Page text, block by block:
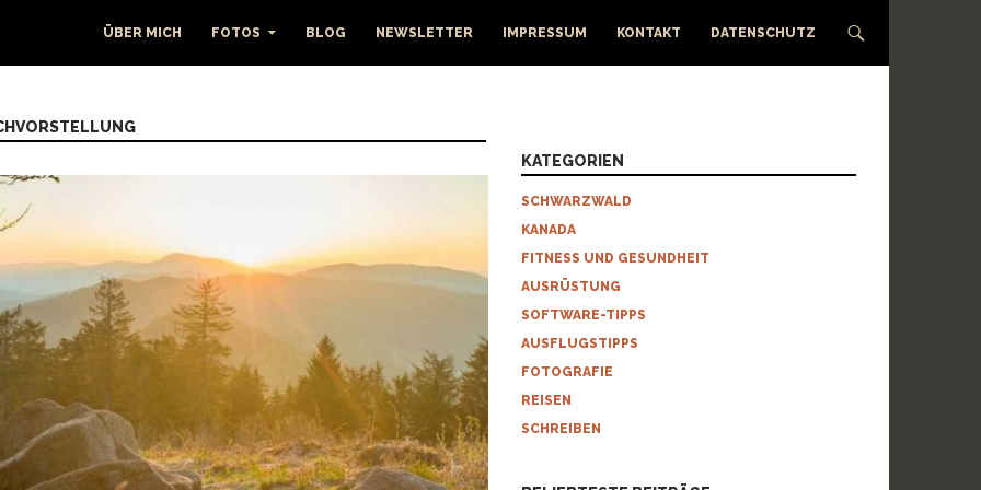
ÜBER MICH FOTOS BLOG NEWSLETTER IMPRESSUM KONTAKT DATENSCHUTZ
KATEGORIEN
SCHWARZWALD
KANADA
FITNESS UND GESUNDHEIT
AUSRÜSTUNG
SOFTWARE-TIPPS
AUSFLUGSTIPPS
FOTOGRAFIE
REISEN
SCHREIBEN